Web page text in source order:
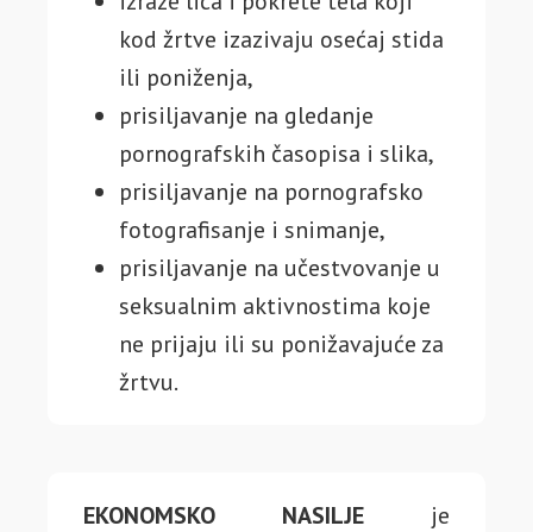
kod žrtve izazivaju osećaj stida
ili poniženja,
prisiljavanje na gledanje
pornografskih časopisa i slika,
prisiljavanje na pornografsko
fotografisanje i snimanje,
prisiljavanje na učestvovanje u
seksualnim aktivnostima koje
ne prijaju ili su ponižavajuće za
žrtvu.
EKONOMSKO NASILJE je